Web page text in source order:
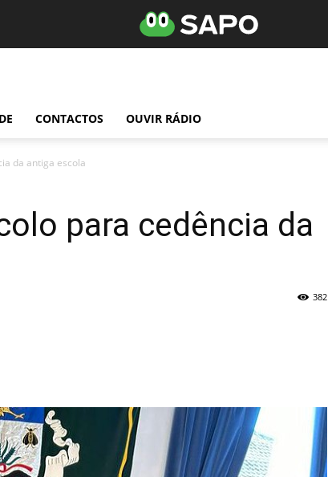
CONTACTOS OUVIR RÁDIO
da antiga escola
para cedência da
382